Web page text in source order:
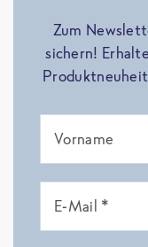
Zum
sichern!
Vorname
E-Mail *